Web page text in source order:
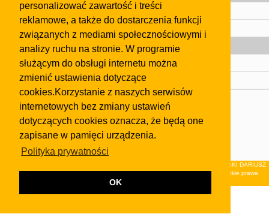
personalizować zawartość i treści
reklamowe, a także do dostarczenia funkcji
związanych z mediami społecznościowymi i
analizy ruchu na stronie. W programie
służącym do obsługi internetu można
zmienić ustawienia dotyczące
cookies.Korzystanie z naszych serwisów
internetowych bez zmiany ustawień
dotyczących cookies oznacza, że będą one
zapisane w pamięci urządzenia.
Polityka prywatności
OK
Olkusz
Kontakt
Strefa dla biznesu
Biura nieruchomości
Dealerzy i autokomisy
Skontaktuj się z nami
Korzystanie z tej strony oznacza akceptację postanowień
regulaminuiPolityki Prywatności
Klauzula FB
© 2026Wydawnictwo NEON sp. z o.o. (dawniej: FIRMA NEON MAREK KLUCZEWSKI DARIUSZ
KRAWCZYK s.c.) z siedzibą w Olkuszu, ul.Żuradzka 15, 32-300 Olkusz . Wszystkie prawa
zastrzeżone.